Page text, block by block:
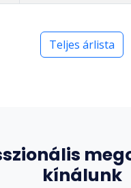
Teljes árlista
kínálunk